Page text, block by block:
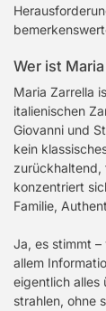
Wer ist
Maria Zarrella
italienischen
Giovanni und
kein
konzentriert
Familie,
Ja, es stimmt –
allem
eigentlich alles
strahlen, ohne